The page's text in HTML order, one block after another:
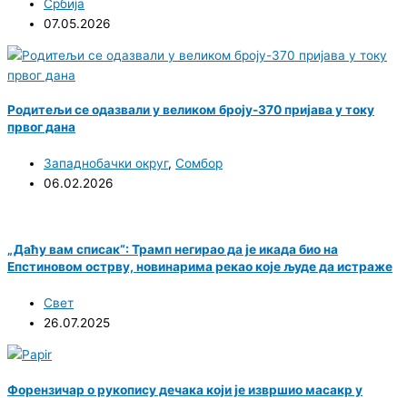
Србија
07.05.2026
Родитељи се одазвали у великом броју-370 пријава у току
првог дана
Западнобачки округ, Сомбор
06.02.2026
„Даћу вам списак“: Трамп негирао да је икада био на
Епстиновом острву, новинарима рекао које људе да истраже
Свет
26.07.2025
Форензичар о рукопису дечака који је извршио масакр у